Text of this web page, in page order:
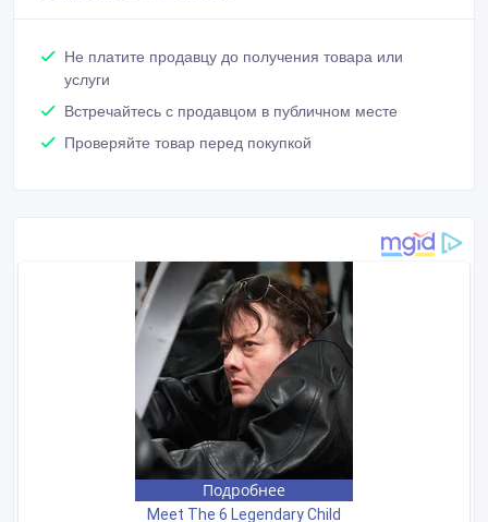
Не платите продавцу до получения товара или
услуги
Встречайтесь с продавцом в публичном месте
Проверяйте товар перед покупкой